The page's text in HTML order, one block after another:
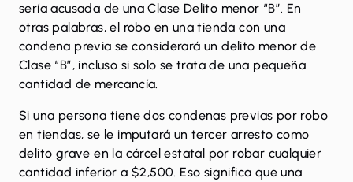
sería acusada de una Clase Delito menor “B”. En
otras palabras, el robo en una tienda con una
condena previa se considerará un delito menor de
Clase “B”, incluso si solo se trata de una pequeña
cantidad de mercancía.
Si una persona tiene dos condenas previas por robo
en tiendas, se le imputará un tercer arresto como
delito grave en la cárcel estatal por robar cualquier
cantidad inferior a $2,500. Eso significa que una